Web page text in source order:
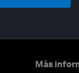
Más